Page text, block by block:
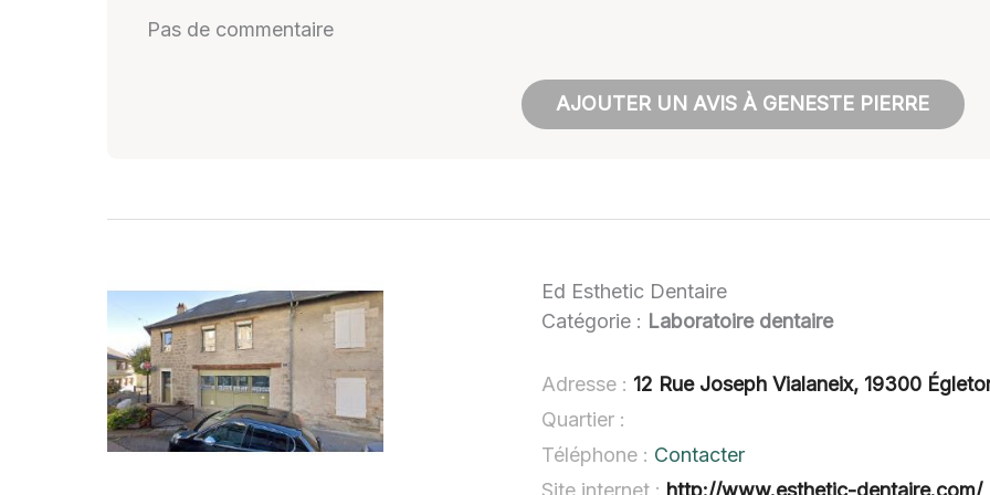
Pas de commentaire
AJOUTER UN AVIS À GENESTE PIERRE
Ed Esthetic Dentaire
Catégorie : Laboratoire dentaire
Adresse : 12 Rue Joseph Vialaneix, 19300
Quartier :
Téléphone : Contacter
Site internet : http://www.esthetic-dentaire.com/